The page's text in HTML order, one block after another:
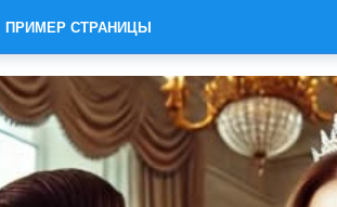
ПРИМЕР СТРАНИЦЫ